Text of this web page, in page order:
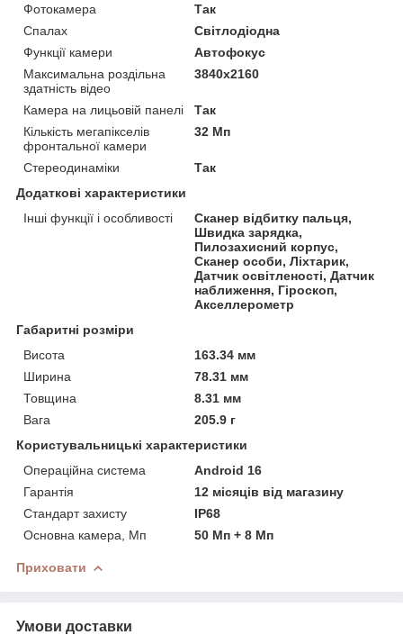
Фотокамера
Так
Спалах
Світлодіодна
Функції камери
Автофокус
Максимальна роздільна
здатність відео
3840x2160
Камера на лицьовій панелі
Так
Кількість мегапікселів
фронтальної камери
32 Мп
Стереодинаміки
Так
Додаткові характеристики
Інші функції і особливості
Сканер відбитку пальця,
Швидка зарядка,
Пилозахисний корпус,
Сканер особи, Ліхтарик,
Датчик освітленості, Датчик
наближення, Гіроскоп,
Акселлерометр
Габаритні розміри
Висота
163.34 мм
Ширина
78.31 мм
Товщина
8.31 мм
Вага
205.9 г
Користувальницькі характеристики
Операційна система
Android 16
Гарантія
12 місяців від магазину
Стандарт захисту
IP68
Основна камера, Мп
50 Мп + 8 Мп
Приховати
Умови доставки